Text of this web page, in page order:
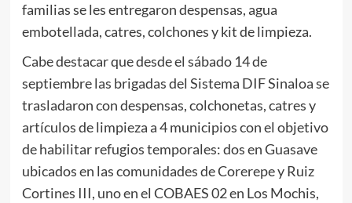
familias se les entregaron despensas, agua
embotellada, catres, colchones y kit de limpieza.
Cabe destacar que desde el sábado 14 de
septiembre las brigadas del Sistema DIF Sinaloa se
trasladaron con despensas, colchonetas, catres y
artículos de limpieza a 4 municipios con el objetivo
de habilitar refugios temporales: dos en Guasave
ubicados en las comunidades de Corerepe y Ruiz
Cortines III, uno en el COBAES 02 en Los Mochis,